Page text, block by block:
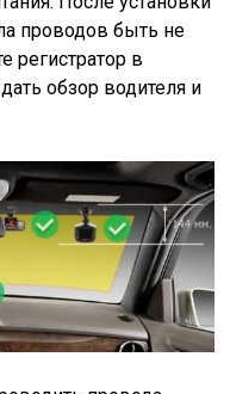
проводов быть не
регистратор в
обзор водителя и